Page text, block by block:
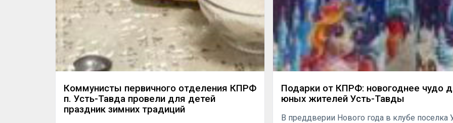
Коммунисты первичного отделения КПРФ
п. Усть-Тавда провели для детей
праздник зимних традиций
Подарки от КПРФ: новогоднее чудо
юных жителей Усть-Тавды
В преддверии Нового года в клубе поселка